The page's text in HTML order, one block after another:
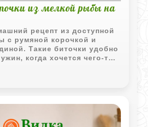
из мелкой рыбы на
рецепт из доступной
с румяной корочкой и
Такие биточки удобно
когда хочется чего-то
подготовки.